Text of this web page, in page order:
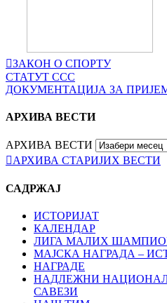
ЗАКОН О СПОРТУ
СТАТУТ ССС
ДОКУМЕНТАЦИЈА ЗА
АРХИВА ВЕСТИ
АРХИВА ВЕСТИ
АРХИВА СТАРИЈИХ ВЕСТИ
САДРЖАЈ
ИСТОРИЈАТ
КАЛЕНДАР
ЛИГА МАЛИХ
МАЈСКА НАГРАДА –
НАГРАДЕ
НАДЛЕЖНИ
САВЕЗИ